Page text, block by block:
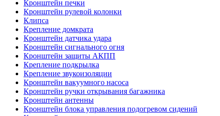
Кронштейн печки
Кронштейн рулевой колонки
Клипса
Крепление домкрата
Кронштейн датчика удара
Кронштейн сигнального огня
Кронштейн защиты АКПП
Крепление подкрылка
Крепление звукоизоляции
Кронштейн вакуумного насоса
Кронштейн ручки открывания багажника
Кронштейн антенны
Кронштейн блока управления подогревом сидений